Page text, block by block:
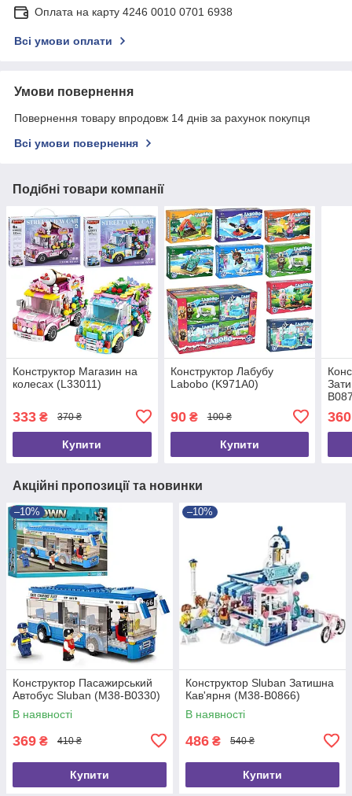
Оплата на карту 4246 0010 0701 6938
Всі умови оплати
Умови повернення
Повернення товару впродовж 14 днів за рахунок покупця
Всі умови повернення
Подібні товари компанії
Конструктор Магазин на
колесах (L33011)
333 ₴ 370 ₴
Купити
Конструктор Лабубу
Labobo (K971A0)
90₴ 100 ₴
Купити
360
Акційні пропозиції та новинки
–10%
Конструктор Пасажирський
Автобус Sluban (M38-B0330)
В наявності
369 ₴ 410 ₴
Купити
–10%
Конструктор Sluban Затишна
Кав'ярня (M38-B0866)
В наявності
486 ₴ 540 ₴
Купити